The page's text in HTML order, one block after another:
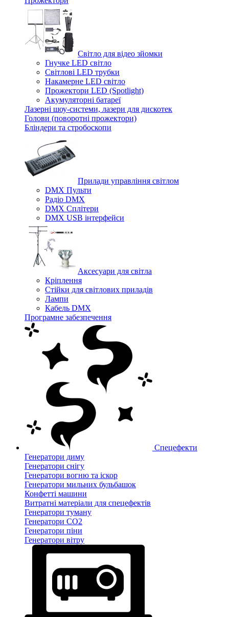
Світло для відео зйомки
Гнучке LED світло
Світлові LED трубки
Накамерне LED світло
Прожектори LED (Spotlight)
Акумуляторні батареї
Лазерні шоу-системи, лазери для дискотек
Голови (поворотні прожектори)
Бліндери та стробоскопи
Прилади управління світлом
DMX Пульти
Радіо DMX
DMX Сплітери
DMX USB інтерфейси
Аксесуари для світла
Кріплення
Стійки для світлових приладів
Лампи
Кабель DMX
Програмне забезпечення
Спецефекти
Генератори диму
Генератори снігу
Генератори вогню та іскор
Генератори мильних бульбашок
Конфетті машини
Витратні матеріали для спецефектів
Генератори туману
Генератори CO2
Генератори піни
Генератори вітру